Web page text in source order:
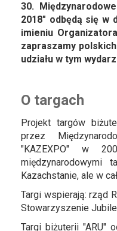
30.
2018" odbędą się w
imieniu
zapraszamy
udziału w tym
O targach
Projekt targów
przez
"KAZEXPO" w
Kazachstanie, ale w
Targi wspierają: rząd
Stowarzyszenie
Targi biżuterii "ARU"